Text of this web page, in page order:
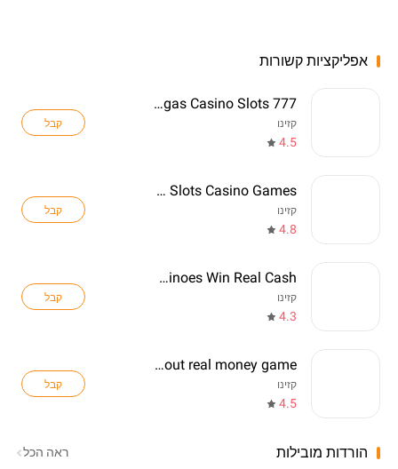
אפליקציות קשורות
777 Real Vegas Casino Slots
קזינו
4.5
קבל
Club Vegas Slots Casino Games
קזינו
4.8
קבל
Golden dominoes Win Real Cash
קזינו
4.3
קבל
Bingo Blackout real money game
קזינו
4.5
קבל
הורדות מובילות ראה הכל